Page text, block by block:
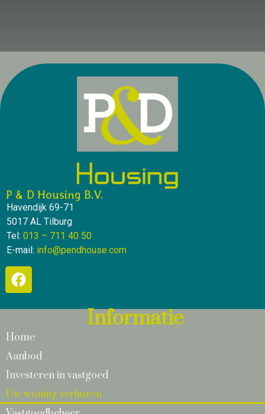
P & D Housing B.V.
Havendijk 69-71
5017 AL Tilburg
Tel: 013 – 711 40 50
E-mail: info@pendhouse.com
Informatie
Home
Aanbod
Investeren in vastgoed
Uw woning verhuren